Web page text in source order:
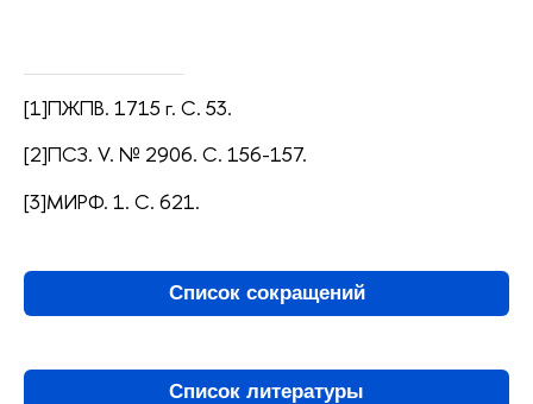
[1]ПЖПВ. 1715 г. С. 53.
[2]ПСЗ. V. № 2906. С. 156-157.
[3]МИРФ. 1. С. 621.
Список сокращений
Список литературы